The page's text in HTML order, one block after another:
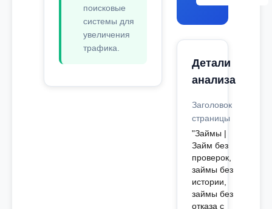
поисковые
системы для
увеличения
трафика.
Детали
анализа
Заголовок
страницы
"Займы |
Займ без
проверок,
займы без
истории,
займы без
отказа с